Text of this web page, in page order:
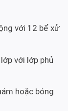
với 12 bể xử
với lớp phủ
hoặc bóng